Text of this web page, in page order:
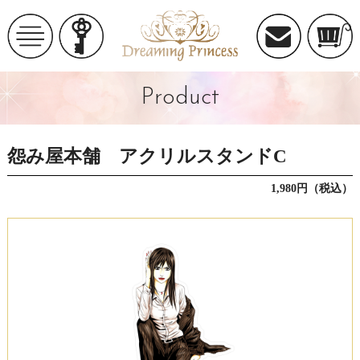
Product
怨み屋本舗 アクリルスタンドC
1,980円（税込）